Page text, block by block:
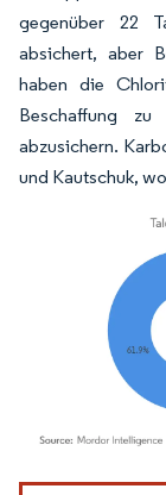
gegenüber 22
absichert, aber
haben die
Beschaffung
abzusichern.
und Kautschuk,
Bild © Mordor